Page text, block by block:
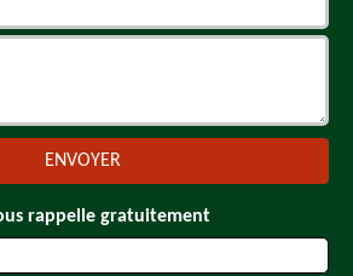
rappelle gratuitement